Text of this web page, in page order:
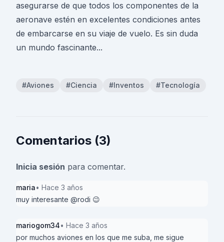
asegurarse de que todos los componentes de la
aeronave estén en excelentes condiciones antes
de embarcarse en su viaje de vuelo. Es sin duda
un mundo fascinante...
#Aviones #Ciencia #Inventos #Tecnología
Comentarios (3)
Inicia sesión para comentar.
maria• Hace 3 años
muy interesante @rodi 😉
mariogom34• Hace 3 años
por muchos aviones en los que me suba, me sigue